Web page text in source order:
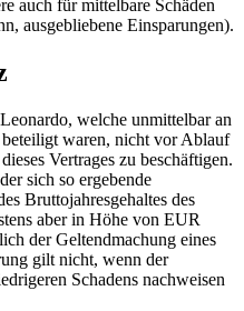
auch für mittelbare Schäden
ausgebliebene Einsparungen).
welche unmittelbar an
waren, nicht vor Ablauf
Vertrages zu beschäftigen.
sich so ergebende
Bruttojahresgehaltes des
aber in Höhe von EUR
der Geltendmachung eines
gilt nicht, wenn der
Schadens nachweisen